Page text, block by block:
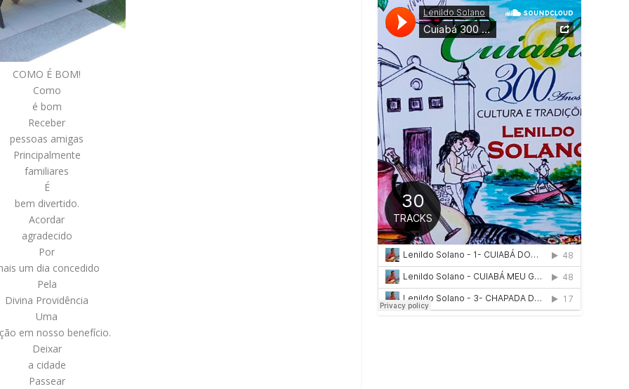
COMO É BOM!
Como
é bom
Receber
pessoas amigas
Principalmente
familiares
É
bem divertido.
Acordar
agradecido
Por
um dia concedido
Pela
Divina Providência
Uma
em nosso benefício.
Deixar
a cidade
Passear